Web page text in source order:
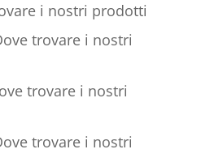
i nostri prodotti
trovare i nostri
trovare i nostri
trovare i nostri